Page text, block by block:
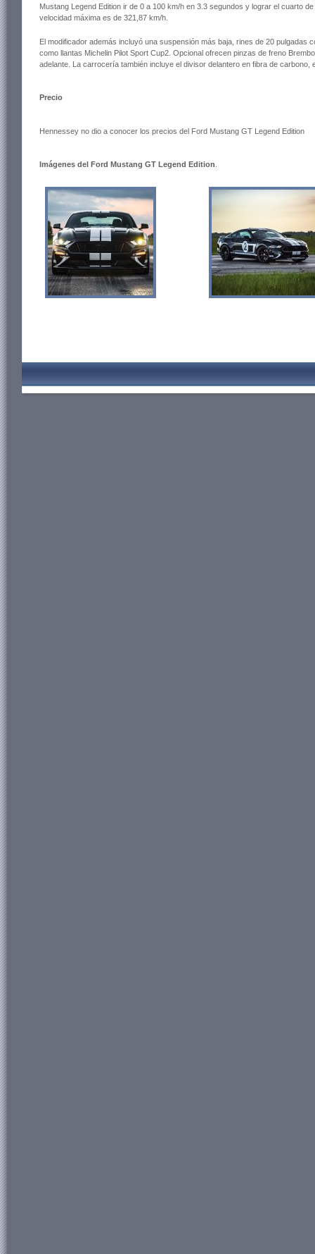
Mustang Legend Edition ir de 0 a 100 km/h en 3.3 segundos y lograr el cuarto
velocidad máxima es de 321,87 km/h.
El modificador además incluyó una suspensión más baja, rines de 20 pulgadas
como llantas Michelin Pilot Sport Cup2. Opcional ofrecen pinzas de freno
adelante. La carrocería también incluye el divisor delantero en fibra de
Precio
Hennessey no dio a conocer los precios del Ford Mustang GT Legend Edition
Imágenes del Ford Mustang GT Legend Edition